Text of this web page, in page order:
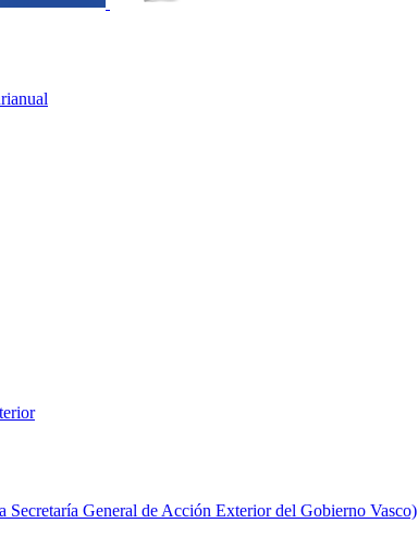
Secretaría General de Acción Exterior del Gobierno Vasco)